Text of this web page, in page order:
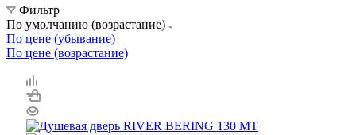
Фильтр
По умолчанию (возрастание)
По цене (убывание)
По цене (возрастание)